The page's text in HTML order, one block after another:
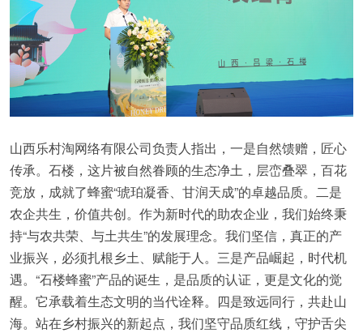
山西乐村淘网络有限公司负责人指出，一是自然馈赠，匠心
传承。石楼，这片被自然眷顾的生态净土，层峦叠翠，百花
竞放，成就了蜂蜜“琥珀凝香、甘润天成”的卓越品质。二是
农企共生，价值共创。作为新时代的助农企业，我们始终秉
持“与农共荣、与土共生”的发展理念。我们坚信，真正的产
业振兴，必须扎根乡土、赋能于人。三是产品崛起，时代机
遇。“石楼蜂蜜”产品的诞生，是品质的认证，更是文化的觉
醒。它承载着生态文明的当代诠释。四是致远同行，共赴山
海。站在乡村振兴的新起点，我们坚守品质红线，守护舌尖